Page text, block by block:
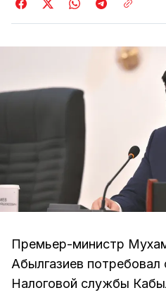
Премьер-министр
Абылгазиев потребовал
Налоговой службы